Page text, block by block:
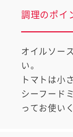
調理のポイ
オイルソー
い。
トマトは小
シーフード
ってお使い